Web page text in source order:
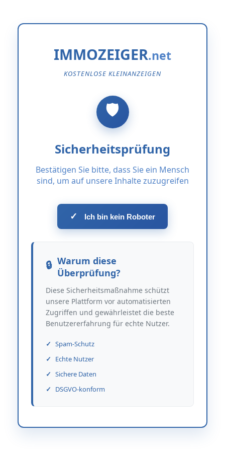
IMMOZEIGER
KOSTENLOSE KLEINANZEIGEN
Sicherheitsprüfung
Bestätigen Sie bitte, dass Sie ein Mensch
sind, um auf unsere Inhalte zuzugreifen
✓ Ich bin kein Roboter
Warum diese
Überprüfung?
Diese Sicherheitsmaßnahme schützt
unsere Plattform vor automatisierten
Zugriffen und gewährleistet die beste
Benutzererfahrung für echte Nutzer.
Spam-Schutz
Echte Nutzer
Sichere Daten
DSGVO-konform